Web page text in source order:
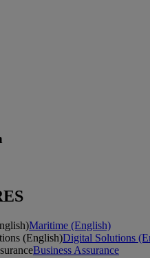
Maritime (English)
Digital Solutions
Business Assurance